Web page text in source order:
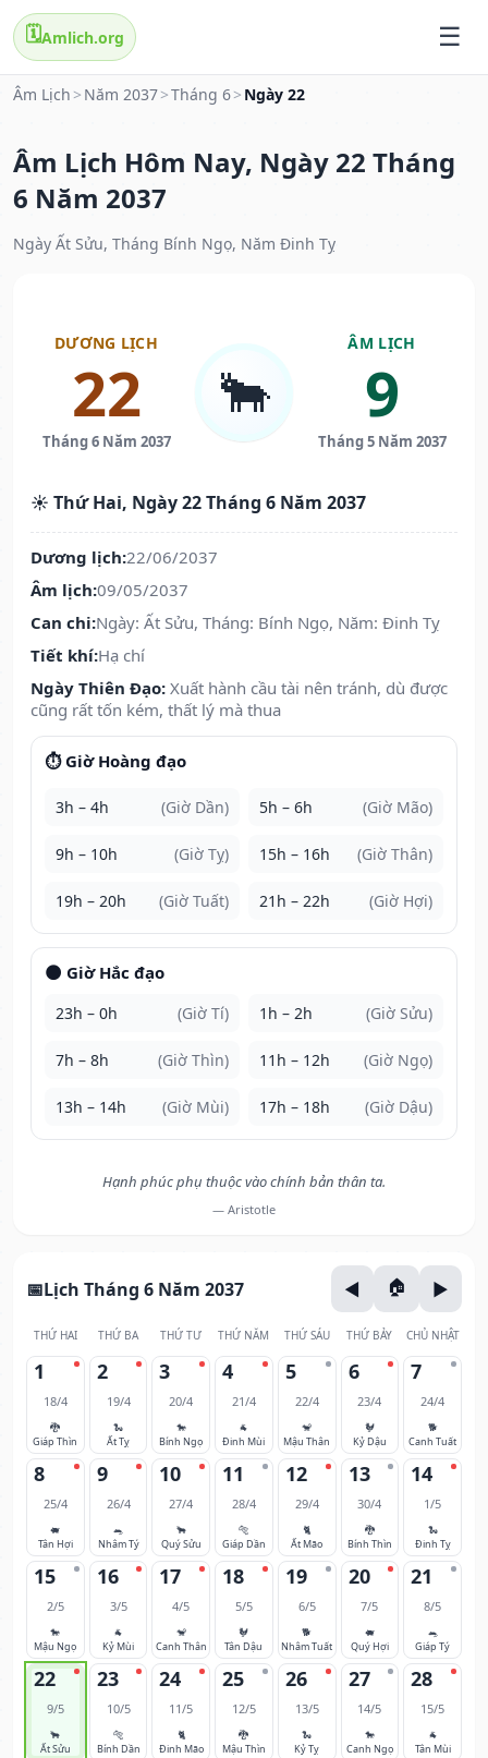
🗓️Amlich.org
Âm Lịch > Năm 2037>Tháng 6> Ngày 22
Âm Lịch Hôm Nay, Ngày 22 Tháng
6 Năm 2037
Ngày Ất Sửu, Tháng Bính Ngọ, Năm Đinh Tỵ
DƯƠNG LỊCH
22
Tháng 6 Năm 2037
🐂
ÂM LỊCH
9
Tháng 5 Năm 2037
☀️ Thứ Hai, Ngày 22 Tháng 6 Năm 2037
Dương lịch:22/06/2037
Âm lịch:09/05/2037
Can chi:Ngày: Ất Sửu, Tháng: Bính Ngọ, Năm: Đinh Tỵ
Tiết khí:Hạ chí
Ngày Thiên Đạo: Xuất hành cầu tài nên tránh, dù được
cũng rất tốn kém, thất lý mà thua
⏱️ Giờ Hoàng đạo
3h – 4h (Giờ Dần) 5h – 6h (Giờ Mão)
9h – 10h (Giờ Tỵ) 15h – 16h (Giờ Thân)
19h – 20h (Giờ Tuất) 21h – 22h (Giờ Hợi)
🌑 Giờ Hắc đạo
23h – 0h (Giờ Tí) 1h – 2h (Giờ Sửu)
7h – 8h (Giờ Thìn) 11h – 12h (Giờ Ngọ)
13h – 14h (Giờ Mùi) 17h – 18h (Giờ Dậu)
Hạnh phúc phụ thuộc vào chính bản thân ta.
— Aristotle
Lịch Tháng 6 Năm 2037
THỨ HAI THỨ BA THỨ TƯ THỨ NĂM THỨ SÁU THỨ BẢY CHỦ NHẬT
1
18/4
🐉
Giáp Thìn
2
19/4
🐍
Ất Tỵ
3
20/4
🐎
Bính Ngọ
4
21/4
🐐
Đinh Mùi
5
22/4
🐒
Mậu Thân
6
23/4
🐓
Kỷ Dậu
7
24/4
🐕
Canh Tuất
8
25/4
🐖
Tân Hợi
9
26/4
🐀
Nhâm Tý
10
27/4
🐂
Quý Sửu
11
28/4
🐅
Giáp Dần
12
29/4
🐈
Ất Mão
13
30/4
🐉
Bính Thìn
14
1/5
🐍
Đinh Tỵ
15
2/5
🐎
Mậu Ngọ
16
3/5
🐐
Kỷ Mùi
17
4/5
🐒
Canh Thân
18
5/5
🐓
Tân Dậu
19
6/5
🐕
Nhâm Tuất
20
7/5
🐖
Quý Hợi
21
8/5
🐀
Giáp Tý
22
9/5
🐂
Ất Sửu
23
10/5
🐅
Bính Dần
24
11/5
🐈
Đinh Mão
25
12/5
🐉
Mậu Thìn
26
13/5
🐍
Kỷ Tỵ
27
14/5
🐎
Canh Ngọ
28
15/5
🐐
Tân Mùi